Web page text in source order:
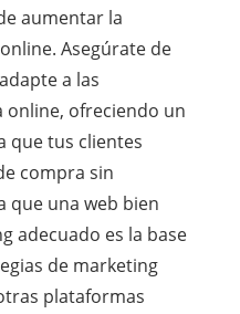
aumentar la
Asegúrate de
a las
online, ofreciendo un
que tus clientes
compra sin
que una web bien
adecuado es la base
de marketing
plataformas